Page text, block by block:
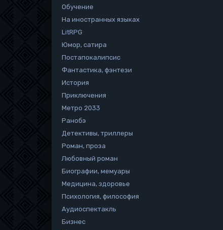
Обучение
На иностранных языках
LitRPG
Юмор, сатира
Постапокалипсис
Фантастика, фэнтези
История
Приключения
Метро 2033
Ранобэ
Детективы, триллеры
Роман, проза
Любовный роман
Биографии, мемуары
Медицина, здоровье
Психология, философия
Аудиоспектакль
Бизнес